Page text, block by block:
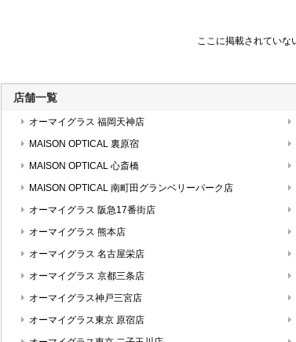
ここに掲載されていな
店舗一覧
オーマイグラス 福岡天神店
MAISON OPTICAL 裏原宿
MAISON OPTICAL 心斎橋
MAISON OPTICAL 南町田グランベリーパーク店
オーマイグラス 阪急17番街店
オーマイグラス 熊本店
オーマイグラス 名古屋栄店
オーマイグラス 京都三条店
オーマイグラス神戸三宮店
オーマイグラス東京 原宿店